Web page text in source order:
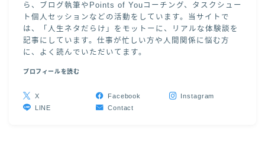
ら、ブログ執筆やPoints of Youコーチング、タスクシュー
ト個人セッションなどの活動をしています。当サイトで
は、「人生ネタだらけ」をモットーに、リアルな体験談を
記事にしています。仕事が忙しい方や人間関係に悩む方
に、よく読んでいただいてます。
プロフィールを読む
X Facebook
Instagram
LINE
Contact